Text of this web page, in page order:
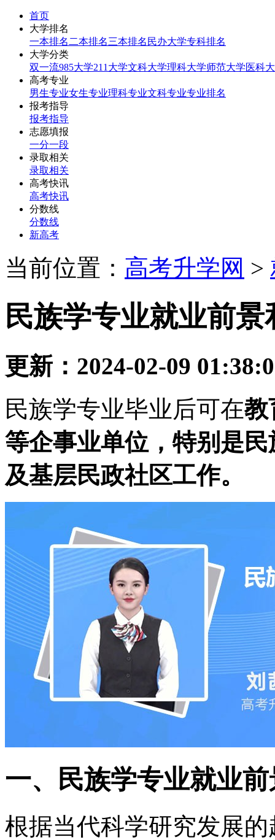
首页
大学排名
一本排名 二本排名三本排名 民办大学专科排名
大学分类
双一流985大学211大学文科大学理科大学师范大学医科
高考专业
男生专业女生专业理科专业文科专业专业排名
报考指导
报考指导
志愿填报
一分一段
录取相关
录取相关
高考快讯
高考快讯
分数线
分数线
新高考
当前位置： 高考升学网 >
民族学专业就业前
更新：2024-02-09
民族学专业毕业后可在教
等企事业单位，特别是
及基层民政社区工作。
一、民族学专业就业前
根据当代科学研究发展